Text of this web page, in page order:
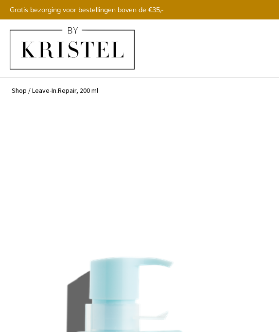
Gratis bezorging voor bestellingen boven de €35,-
Shop /Leave-In.Repair, 200 ml